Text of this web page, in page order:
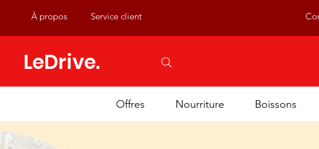
À propos Service client
LeDrive.
Offres Nourriture Boissons